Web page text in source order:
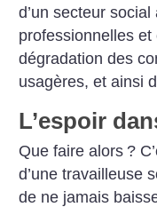
d’un secteur
professionnelles
dégradation des
usagères, et ainsi
L’espoir
Que faire alors ?
d’une travailleuse
de ne jamais